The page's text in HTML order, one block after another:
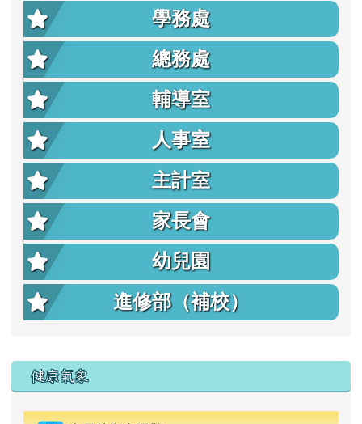
學務處
總務處
輔導室
人事室
主計室
家長會
幼兒園
進修部（補校）
右邊區域內容
健康氣象